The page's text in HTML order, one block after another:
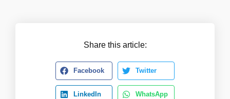
Share this article:
Facebook Twitter
LinkedIn WhatsApp